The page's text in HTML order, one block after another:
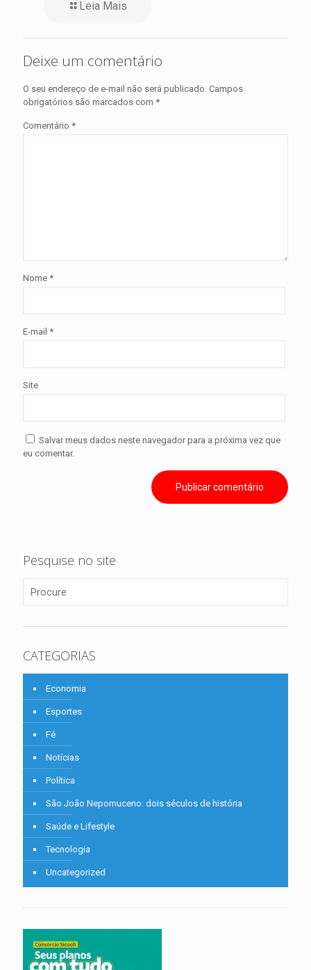
Leia Mais
Deixe um comentário
O seu endereço de e-mail não será publicado. Campos
obrigatórios são marcados com *
Comentário *
Nome *
E-mail *
Site
Salvar meus dados neste navegador para a próxima vez que
eu comentar.
Pesquise no site
CATEGORIAS
Economia
Esportes
Fé
Notícias
Política
São João Nepomuceno: dois séculos de história
Saúde e Lifestyle
Tecnologia
Uncategorized